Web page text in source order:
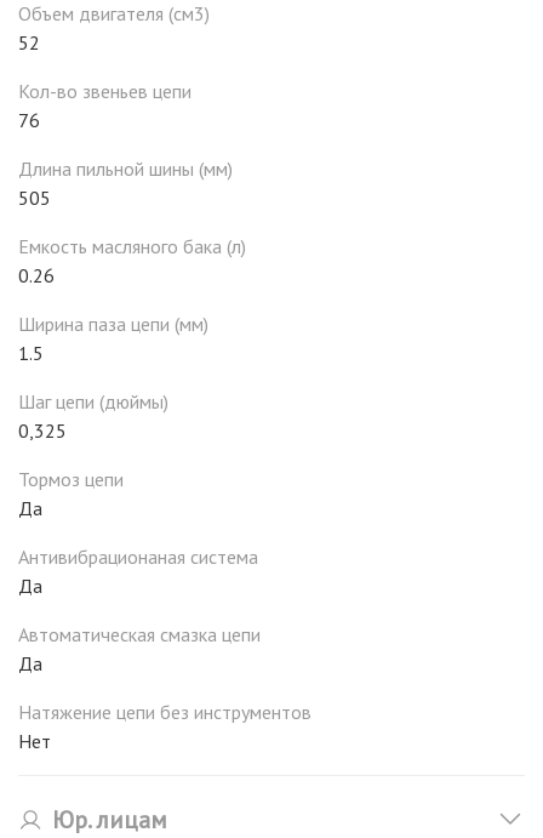
Объем двигателя (см3)
52
Кол-во звеньев цепи
76
Длина пильной шины (мм)
505
Емкость масляного бака (л)
0.26
Ширина паза цепи (мм)
1.5
Шаг цепи (дюймы)
0,325
Тормоз цепи
Да
Антивибрационаная система
Да
Автоматическая смазка цепи
Да
Натяжение цепи без инструментов
Нет
Юр. лицам